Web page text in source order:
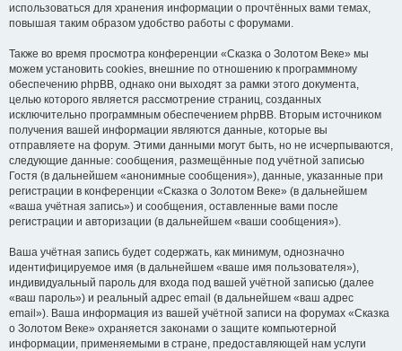
использоваться для хранения информации о прочтённых вами темах,
повышая таким образом удобство работы с форумами.
Также во время просмотра конференции «Сказка о Золотом Веке» мы
можем установить cookies, внешние по отношению к программному
обеспечению phpBB, однако они выходят за рамки этого документа,
целью которого является рассмотрение страниц, созданных
исключительно программным обеспечением phpBB. Вторым источником
получения вашей информации являются данные, которые вы
отправляете на форум. Этими данными могут быть, но не исчерпываются,
следующие данные: сообщения, размещённые под учётной записью
Гостя (в дальнейшем «анонимные сообщения»), данные, указанные при
регистрации в конференции «Сказка о Золотом Веке» (в дальнейшем
«ваша учётная запись») и сообщения, оставленные вами после
регистрации и авторизации (в дальнейшем «ваши сообщения»).
Ваша учётная запись будет содержать, как минимум, однозначно
идентифицируемое имя (в дальнейшем «ваше имя пользователя»),
индивидуальный пароль для входа под вашей учётной записью (далее
«ваш пароль») и реальный адрес email (в дальнейшем «ваш адрес
email»). Ваша информация из вашей учётной записи на форумах «Сказка
о Золотом Веке» охраняется законами о защите компьютерной
информации, применяемыми в стране, предоставляющей нам услуги